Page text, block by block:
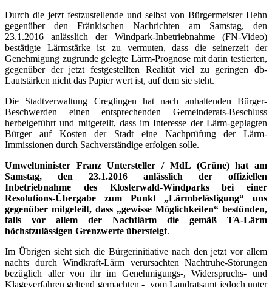
Durch die jetzt festzustellende und selbst von Bürgermeister Hehn
gegenüber den Fränkischen Nachrichten am Samstag, den
23.1.2016 anlässlich der Windpark-Inbetriebnahme (FN-Video)
bestätigte Lärmstärke ist zu vermuten, dass die seinerzeit der
Genehmigung zugrunde gelegte Lärm-Prognose mit darin testierten,
gegenüber der jetzt festgestellten Realität viel zu geringen db-
Lautstärken nicht das Papier wert ist, auf dem sie steht.
Die Stadtverwaltung Creglingen hat nach anhaltenden Bürger-
Beschwerden einen entsprechenden Gemeinderats-Beschluss
herbeigeführt und mitgeteilt, dass im Interesse der Lärm-geplagten
Bürger auf Kosten der Stadt eine Nachprüfung der Lärm-
Immissionen durch Sachverständige erfolgen solle.
Umweltminister Franz Untersteller / MdL (Grüne) hat am
Samstag, den 23.1.2016 anlässlich der offiziellen
Inbetriebnahme des Klosterwald-Windparks bei einer
Resolutions-Übergabe zum Punkt „Lärmbelästigung“ uns
gegenüber mitgeteilt, dass „gewisse Möglichkeiten“ bestünden,
falls vor allem der Nachtlärm die gemäß TA-Lärm
höchstzulässigen Grenzwerte übersteigt.
Im Übrigen sieht sich die Bürgerinitiative nach den jetzt vor allem
nachts durch Windkraft-Lärm verursachten Nachtruhe-Störungen
bezüglich aller von ihr im Genehmigungs-, Widerspruchs- und
Klageverfahren geltend gemachten - vom Landratsamt jedoch unter